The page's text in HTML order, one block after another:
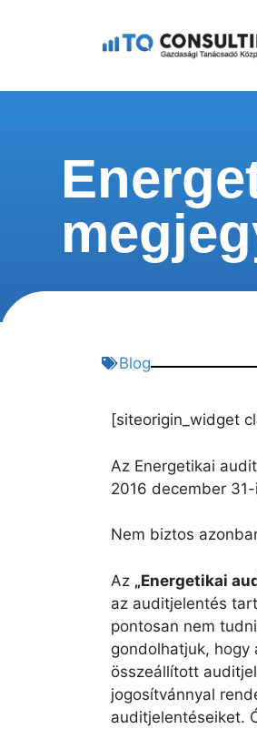
Blog
[siteorigin_widget
Az Energetikai
2016 december
Nem biztos
Az „Energetikai
az auditjelentés
pontosan nem
gondolhatjuk, hogy
összeállított
jogosítvánnyal
auditjelentéseiket.